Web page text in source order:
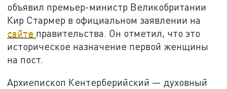
объявил премьер-министр Великобритании
Кир Стармер в официальном заявлении на
сайте правительства. Он отметил, что это
историческое назначение первой женщины
на пост.
Архиепископ Кентерберийский — духовный